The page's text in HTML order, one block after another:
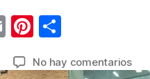
E
ail
Pi
er m
No hay comentariosen